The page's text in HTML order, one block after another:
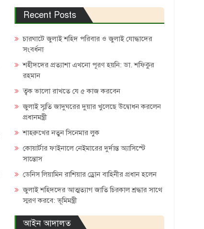
Recent Posts
চারঘাটে জুলাই শহিদ পরিবার ও জুলাই যোদ্ধাদের
সংবর্ধনা
শহীদদের প্রত্যাশা এখনো পূরণ হয়নি: ডা. শফিকুর
রহমান
ত্বক ভালো রাখতে যে ৫ কাজ করবেন
জুলাই স্মৃতি জাদুঘরের দুয়ার খুলেছে উদ্বোধন করলেন
প্রধানমন্ত্রী
শাহরুখের নতুন সিনেমার লুক
কোয়ার্টার ফাইনালে নেইমারের দুর্দান্ত অ্যাসিস্টে
সান্তোস
ডেনিস লিয়ামিন রাশিয়ার ড্রোন বাহিনীর প্রধান হলেন
জুলাই শহিদদের আত্মত্যাগ জাতি চিরকাল শ্রদ্ধার সাথে
স্মরণ করবে: ভূমিমন্ত্রী
আইন আদালত